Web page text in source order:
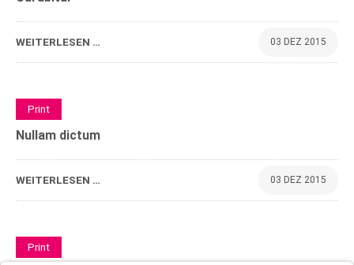
WEITERLESEN … 03 DEZ 2015
0Print
Nullam dictum
WEITERLESEN … 03 DEZ 2015
0Print